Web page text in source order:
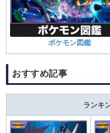
ポケモン図鑑
おすすめ記事
ランキ